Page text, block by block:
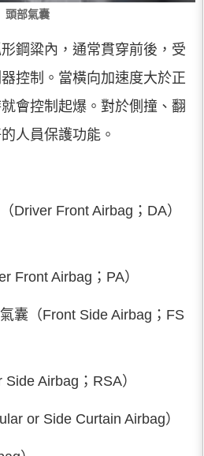
頭部氣囊
鋼粱內，通常貫穿前後，受
控制。當橫向加速度大於正
會控制起爆。對於側撞、翻
人員保護功能。
Driver Front Airbag；DA）
Front Airbag；PA）
囊（Front Side Airbag；FS
Airbag；RSA）
or Side Curtain Airbag）